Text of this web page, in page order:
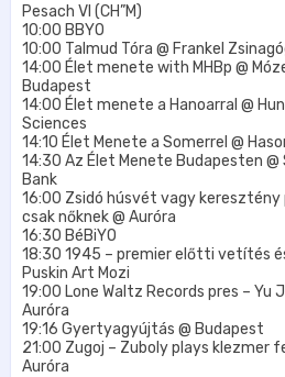
Pesach VI (CH”M)
10:00 BBYO
10:00 Talmud Tóra @ Frankel
14:00 Élet menete with MHBp @
Budapest
14:00 Élet menete a Hanoarral @
Sciences
14:10 Élet Menete a Somerrel @
14:30 Az Élet Menete Budapesten @
Bank
16:00 Zsidó húsvét vagy keresztény
csak nőknek @ Auróra
16:30 BéBiYO
18:30 1945 – premier előtti vetítés
Puskin Art Mozi
19:00 Lone Waltz Records pres – Yu
Auróra
19:16 Gyertyagyújtás @ Budapest
21:00 Zugoj – Zuboly plays klezmer
Auróra